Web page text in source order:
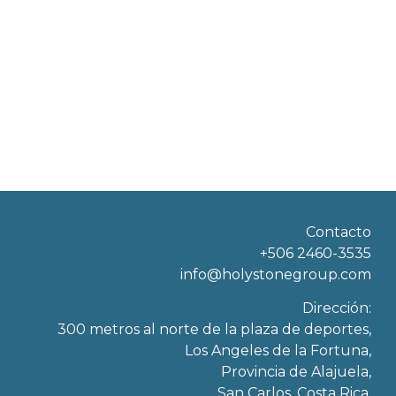
Contacto
+506 2460-3535
info@holystonegroup.com
Dirección:
300 metros al norte de la plaza de deportes,
Los Angeles de la Fortuna,
Provincia de Alajuela,